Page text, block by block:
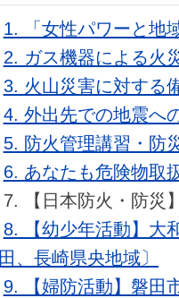
1. 「女性パワーと地
2. ガス機器による火
3. 火山災害に対する
4. 外出先での地震へ
5. 防火管理講習・防
6. あなたも危険物取
7. 【日本防火・防災
8. 【幼少年活動】大
田、長崎県央地域〕
9. 【婦防活動】磐田